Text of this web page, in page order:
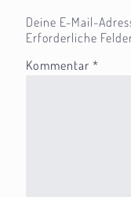
Deine E-Mail-
Erforderliche
Kommentar *